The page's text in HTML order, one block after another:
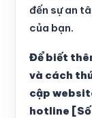
đến sự an
của bạn.
Để biết
và cách
cập
hotline [Số